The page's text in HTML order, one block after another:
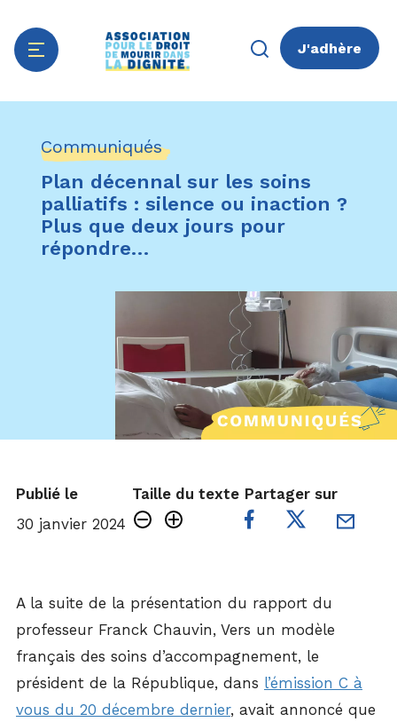
contenu
principal
J'adhère
Communiqués
Plan décennal sur les soins
palliatifs : silence ou inaction ?
Plus que deux jours pour
répondre…
Publié le
30 janvier 2024
Taille du texte Partager sur
A la suite de la présentation du rapport du
professeur Franck Chauvin, Vers un modèle
français des soins d’accompagnement, le
président de la République, dans l’émission C à
vous du 20 décembre dernier, avait annoncé que